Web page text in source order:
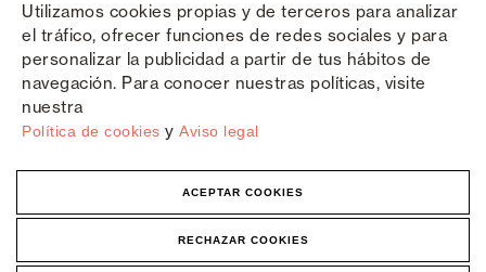
Utilizamos cookies propias y de terceros para analizar
el tráfico, ofrecer funciones de redes sociales y para
personalizar la publicidad a partir de tus hábitos de
navegación. Para conocer nuestras políticas, visite
nuestra
Política de cookies y Aviso legal
ACEPTAR COOKIES
RECHAZAR COOKIES
Copyright © Saxun 2023 - 2026 Política de privacidade Aviso Legal Cookies